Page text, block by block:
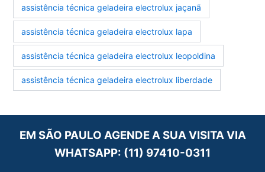
assistência técnica geladeira electrolux jaçanã
assistência técnica geladeira electrolux lapa
assistência técnica geladeira electrolux leopoldina
assistência técnica geladeira electrolux liberdade
EM SÃO PAULO AGENDE A SUA VISITA VIA
WHATSAPP: (11) 97410-0311